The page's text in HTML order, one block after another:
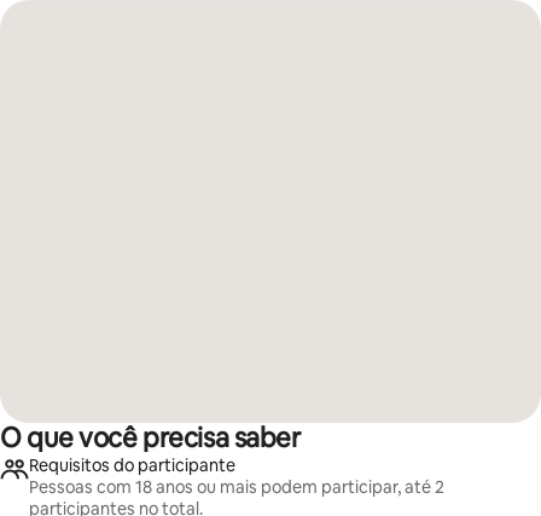
O que você precisa saber
Requisitos do participante
Pessoas com 18 anos ou mais podem participar, até 2
participantes no total.